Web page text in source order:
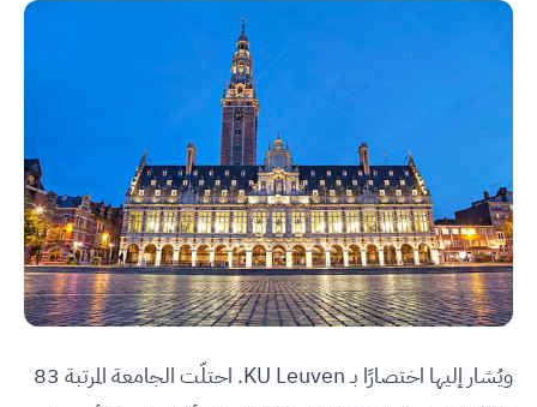
ويُشار إليها اختصارًا بـ KU Leuven. احتلّت الجامعة المرتبة 83